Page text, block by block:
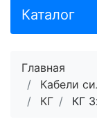
Каталог
Главная
Кабели
КГ
КГ